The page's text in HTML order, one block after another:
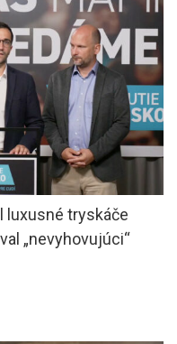
luxusné tryskáče
„nevyhovujúci“